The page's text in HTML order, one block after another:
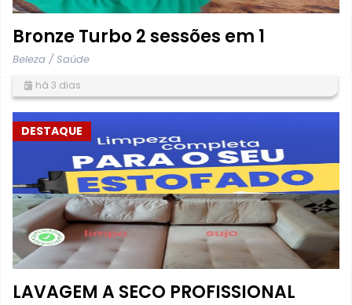
Bronze Turbo 2 sessões em 1
Beleza / Saúde
há 3 dias
DESTAQUE
LAVAGEM A SECO PROFISSIONAL